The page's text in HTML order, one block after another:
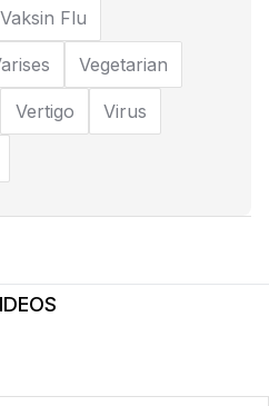
Vaksin Flu
Vegetarian
Vertigo Virus